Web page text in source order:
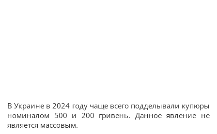
В Украине в 2024 году чаще всего подделывали купюры
номиналом 500 и 200 гривень. Данное явление не
является массовым.